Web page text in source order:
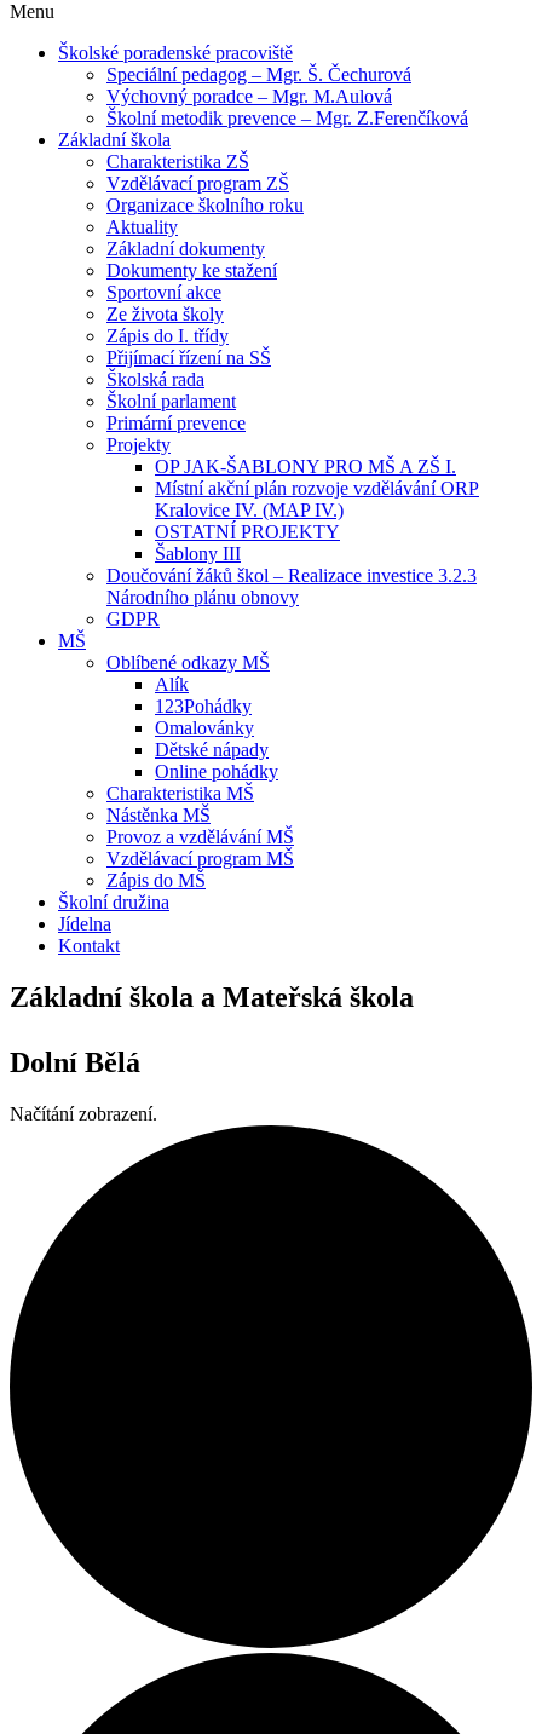
Menu
Školské poradenské pracoviště
Speciální pedagog – Mgr. Š. Čechurová
Výchovný poradce – Mgr. M.Aulová
Školní metodik prevence – Mgr. Z.Ferenčíková
Základní škola
Charakteristika ZŠ
Vzdělávací program ZŠ
Organizace školního roku
Aktuality
Základní dokumenty
Dokumenty ke stažení
Sportovní akce
Ze života školy
Zápis do I. třídy
Přijímací řízení na SŠ
Školská rada
Školní parlament
Primární prevence
Projekty
OP JAK-ŠABLONY PRO MŠ A ZŠ I.
Místní akční plán rozvoje vzdělávání ORP
Kralovice IV. (MAP IV.)
OSTATNÍ PROJEKTY
Šablony III
Doučování žáků škol – Realizace investice 3.2.3
Národního plánu obnovy
GDPR
MŠ
Oblíbené odkazy MŠ
Alík
123Pohádky
Omalovánky
Dětské nápady
Online pohádky
Charakteristika MŠ
Nástěnka MŠ
Provoz a vzdělávání MŠ
Vzdělávací program MŠ
Zápis do MŠ
Školní družina
Jídelna
Kontakt
Základní škola a Mateřská škola
Dolní Bělá
Načítání zobrazení.